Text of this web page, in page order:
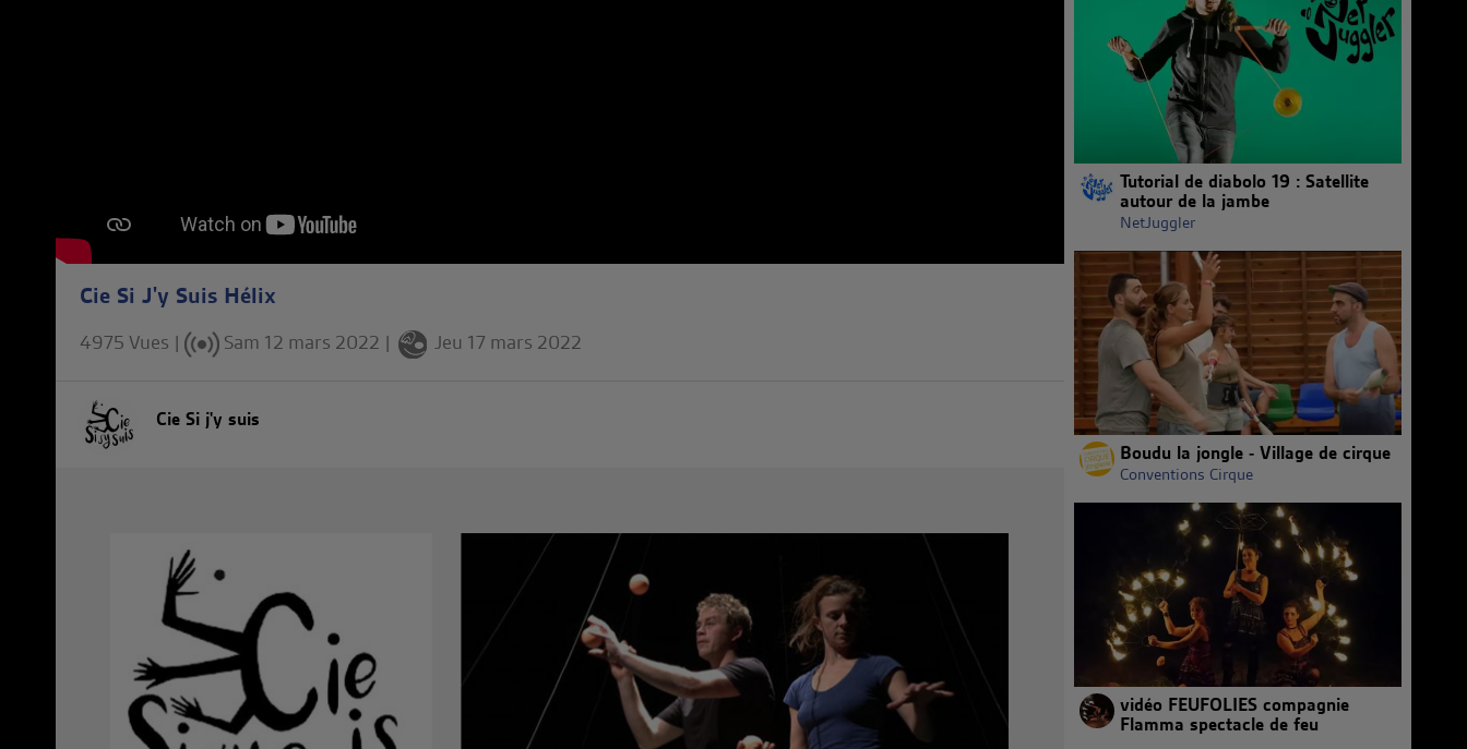
Cie Si J'y Suis Hélix
4975 Vues | Sam 12 mars 2022 | Jeu 17 mars 2022
Cie Si j'y suis
Tutorial de diabolo 19 : Satellite
autour de la jambe
NetJuggler
Boudu la jongle - Village de cirque
Conventions Cirque
vidéo FEUFOLIES compagnie
Flamma spectacle de feu